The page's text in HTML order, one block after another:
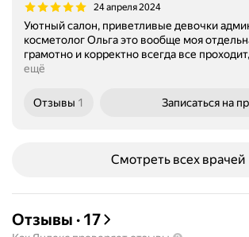
24 апреля 2024
Уютный салон, приветливые девочки
косметолог Ольга это вообще моя
грамотно и корректно всегда все
ещё
Отзывы 1 Записаться на
Смотреть всех врачей
Отзывы · 17